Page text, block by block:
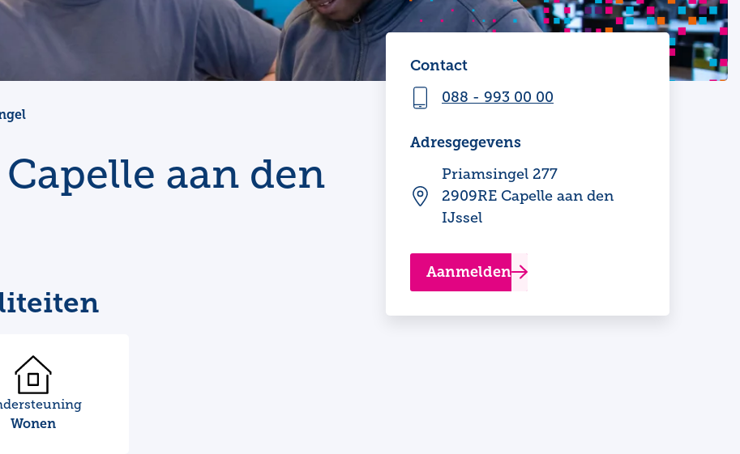
Capelle aan den
Wonen
Contact
088 - 993 00 00
Adresgegevens
Priamsingel 277
2909RE Capelle aan den
IJssel
Aanmelden